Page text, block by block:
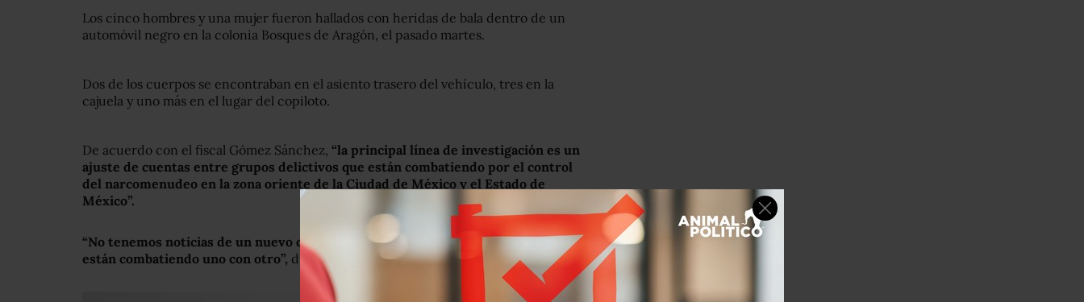
Los cinco hombres y una mujer fueron hallados con heridas de bala dentro de un
automóvil negro en la colonia Bosques de Aragón, el pasado martes.
Dos de los cuerpos se encontraban en el asiento trasero del vehículo, tres en la
cajuela y uno más en el lugar del copiloto.
De acuerdo con el fiscal Gómez Sánchez, “la principal línea de investigación es un
ajuste de cuentas entre grupos delictivos que están combatiendo por el control
del narcomenudeo en la zona oriente de la Ciudad de México y el Estado de
México”.
“No tenemos noticias de un nuevo cártel, pero sí de dos grupos delictivos que
están combatiendo uno con otro”, dijo en entrevista.